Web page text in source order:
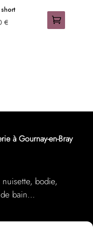
€
à Gournay-en-Bray
bodie,
bain…